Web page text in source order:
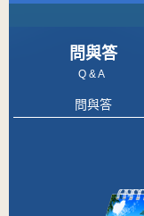
問與答
Q & A
問與答